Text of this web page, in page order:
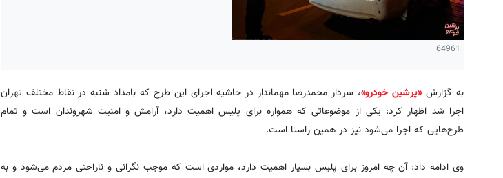
64961
به گزارش «پرشین خودرو»، سردار محمدرضا مهماندار در حاشیه اجرای این طرح که بامداد شنبه در نقاط مختلف تهران
اجرا شد اظهار کرد: یکی از موضوعاتی که همواره برای پلیس اهمیت دارد، آرامش و امنیت شهروندان است و تمام
طرح‌هایی که اجرا می‌شود نیز در همین راستا است.
وی ادامه داد: آن چه امروز برای پلیس بسیار اهمیت دارد، مواردی است که موجب نگرانی و ناراحتی مردم می‌شود و به